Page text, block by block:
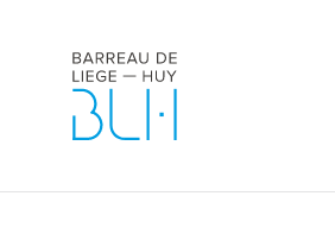
Aller